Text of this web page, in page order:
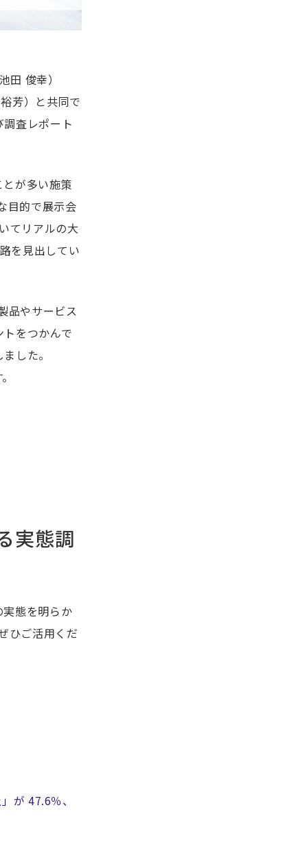
俊幸）
芳）と共同で
査レポート
が多い施策
目的で展示会
てリアルの大
を見出してい
品やサービス
をつかんで
した。
実態調
態を明らか
ひご活用くだ
が 47.6％、